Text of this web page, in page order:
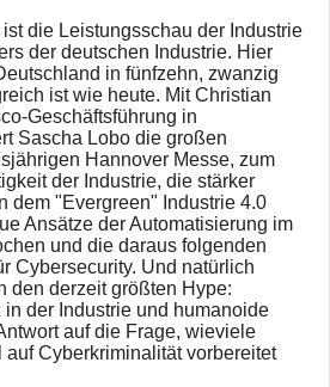
die Leistungsschau der Industrie
der deutschen Industrie. Hier
in fünfzehn, zwanzig
ist wie heute. Mit Christian
Geschäftsführung in
Sascha Lobo die großen
Hannover Messe, zum
der Industrie, die stärker
dem "Evergreen" Industrie 4.0
Ansätze der Automatisierung im
und die daraus folgenden
Cybersecurity. Und natürlich
den derzeit größten Hype:
der Industrie und humanoide
auf die Frage, wieviele
auf Cyberkriminalität vorbereitet